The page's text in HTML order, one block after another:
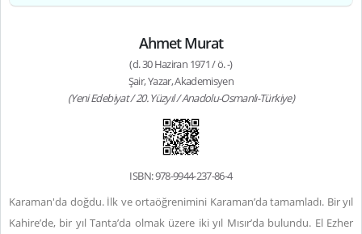
Ahmet Murat
(d. 30 Haziran 1971 / ö. -)
Şair, Yazar, Akademisyen
(Yeni Edebiyat / 20. Yüzyıl / Anadolu-Osmanlı-Türkiye)
ISBN: 978-9944-237-86-4
Karaman'da doğdu. İlk ve ortaöğrenimini Karaman’da tamamladı. Bir yıl
Kahire’de, bir yıl Tanta’da olmak üzere iki yıl Mısır’da bulundu. El Ezher